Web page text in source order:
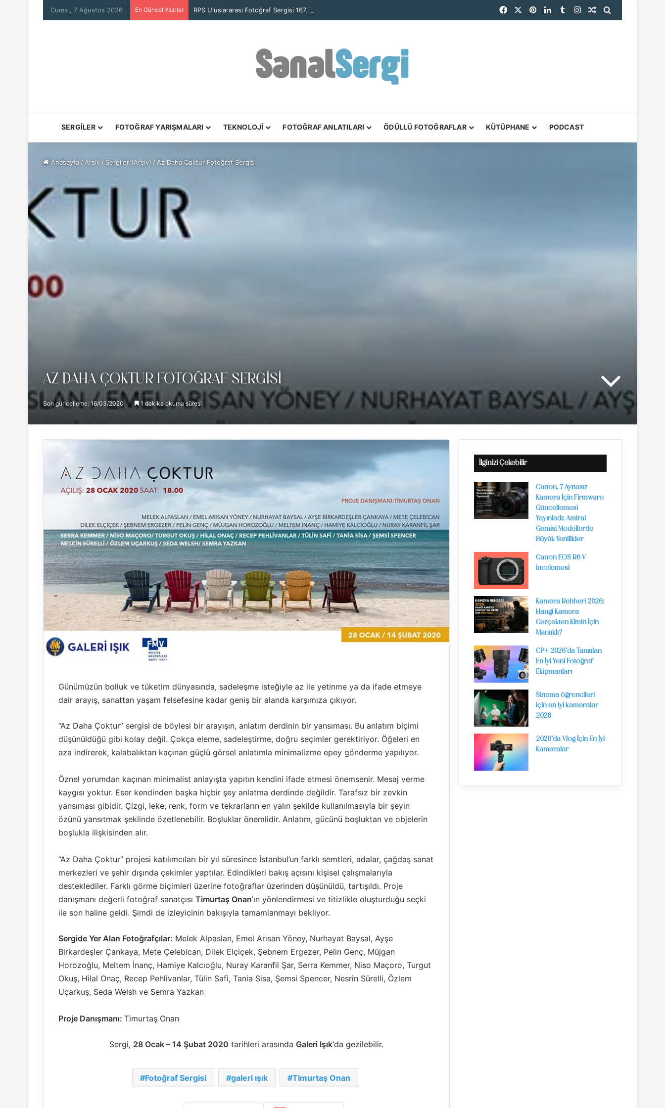
Cuma , 7 Ağustos 2026 En Güncel Yazılar FacebookPinterestLinkedInTumblrInstagramRastgele Makale
SERGİLER FOTOĞRAF YARIŞMALARI TEKNOLOJİ FOTOĞRAF ANLATILARI ÖDÜLLÜ FOTOĞRAFLAR KÜTÜPHANE PODCAST
Anasayfa / Arşiv / Sergiler (Arşiv) / Az Daha Çoktur Fotoğraf Sergisi
AZ DAHA ÇOKTUR FOTOĞRAF SERGISI
Son güncelleme: 16/03/2020 1 dakika okuma süresi
Günümüzün bolluk ve tüketim dünyasında, sadeleşme isteğiyle az ile yetinme ya da ifade etmeye
dair arayış, sanattan yaşam felsefesine kadar geniş bir alanda karşımıza çıkıyor.
“Az Daha Çoktur” sergisi de böylesi bir arayışın, anlatım derdinin bir yansıması. Bu anlatım biçimi
düşünüldüğü gibi kolay değil. Çokça eleme, sadeleştirme, doğru seçimler gerektiriyor. Öğeleri en
aza indirerek, kalabalıktan kaçınan güçlü görsel anlatımla minimalizme epey gönderme yapılıyor.
Öznel yorumdan kaçınan minimalist anlayışta yapıtın kendini ifade etmesi önemsenir. Mesaj verme
kaygısı yoktur. Eser kendinden başka hiçbir şey anlatma derdinde değildir. Tarafsız bir zevkin
yansıması gibidir. Çizgi, leke, renk, form ve tekrarların en yalın şekilde kullanılmasıyla bir şeyin
özünü yansıtmak şeklinde özetlenebilir. Boşluklar önemlidir. Anlatım, gücünü boşluktan ve objelerin
boşlukla ilişkisinden alır.
“Az Daha Çoktur” projesi katılımcıları bir yıl süresince İstanbul’un farklı semtleri, adalar, çağdaş sanat
merkezleri ve şehir dışında çekimler yaptılar. Edindikleri bakış açısını kişisel çalışmalarıyla
desteklediler. Farklı görme biçimleri üzerine fotoğraflar üzerinden düşünüldü, tartışıldı. Proje
danışmanı değerli fotoğraf sanatçısı Timurtaş Onan’ın yönlendirmesi ve titizlikle oluşturduğu seçki
ile son haline geldi. Şimdi de izleyicinin bakışıyla tamamlanmayı bekliyor.
Sergide Yer Alan Fotoğrafçılar: Melek Alpaslan, Emel Arısan Yöney, Nurhayat Baysal, Ayşe
Birkardeşler Çankaya, Mete Çelebican, Dilek Elçiçek, Şebnem Ergezer, Pelin Genç, Müjgan
Horozoğlu, Meltem İnanç, Hamiye Kalcıoğlu, Nuray Karanfil Şar, Serra Kemmer, Niso Maçoro, Turgut
Okuş, Hilal Onaç, Recep Pehlivanlar, Tülin Safi, Tania Sisa, Şemsi Spencer, Nesrin Sürelli, Özlem
Uçarkuş, Seda Welsh ve Semra Yazkan
Proje Danışmanı: Timurtaş Onan
Sergi, 28 Ocak – 14 Şubat 2020 tarihleri arasında Galeri Işık‘da gezilebilir.
Fotoğraf Sergisi galeri ışık Timurtaş Onan
İlginizi Çekebilir
Canon, 7 Aynasız
Kamera İçin Firmware
Güncellemesi
Yayınladı: Amiral
Gemisi Modellerde
Büyük Yenilikler
Canon EOS R6 V
incelemesi
Kamera Rehberi 2026:
Hangi Kamera
Gerçekten Kimin İçin
Mantıklı?
CP+ 2026’da Tanıtılan
En İyi Yeni Fotoğraf
Ekipmanları
Sinema öğrencileri
için en iyi kameralar
2026
2026’da Vlog İçin En İyi
Kameralar